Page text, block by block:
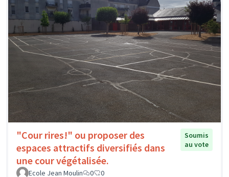
"Cour rires!" ou proposer des
espaces attractifs diversifiés dans
une cour végétalisée.
Soumis
au vote
Ecole Jean Moulin 0 0